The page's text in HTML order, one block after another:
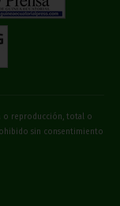
o reproducción, total o
sin consentimiento